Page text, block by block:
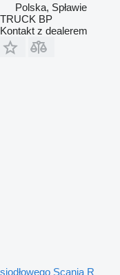
Polska, Spławie
TRUCK BP
Kontakt z dealerem
siodłowego Scania R